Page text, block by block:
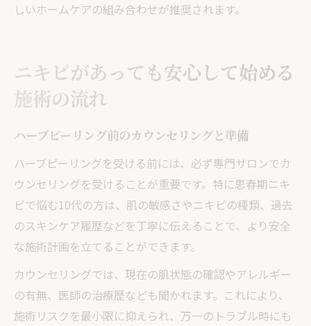
しいホームケアの組み合わせが推奨されます。
ニキビがあっても安心して始める
施術の流れ
ハーブピーリング前のカウンセリングと準備
ハーブピーリングを受ける前には、必ず専門サロンでカ
ウンセリングを受けることが重要です。特に思春期ニキ
ビで悩む10代の方は、肌の敏感さやニキビの種類、過去
のスキンケア履歴などを丁寧に伝えることで、より安全
な施術計画を立てることができます。
カウンセリングでは、現在の肌状態の確認やアレルギー
の有無、医師の治療歴なども聞かれます。これにより、
施術リスクを最小限に抑えられ、万一のトラブル時にも